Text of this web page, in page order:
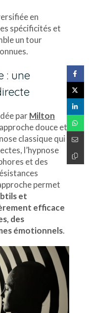
en
spécificités et
un tour
: une
parMilton
douce et
classique qui
l’hypnose
et des
permet
et
efficace
des
émotionnels.